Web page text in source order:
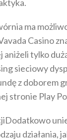
ma
Casino
aniżeli tylko
sieciowy
z
stronie Play
Dodatkowo